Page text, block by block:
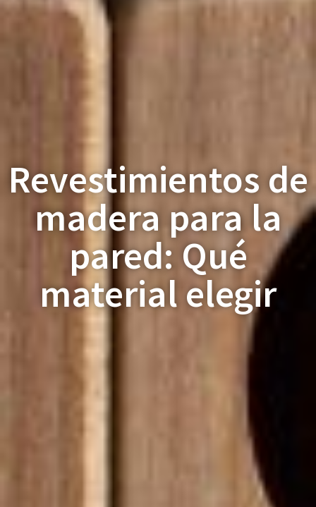
Revestimientos de
madera para la
pared: Qué
material elegir